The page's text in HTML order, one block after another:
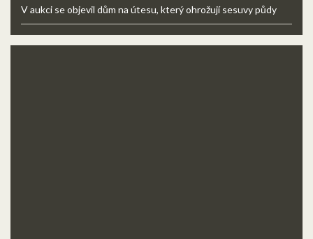
V aukci se objevil dům na útesu, který ohrožují sesuvy půdy